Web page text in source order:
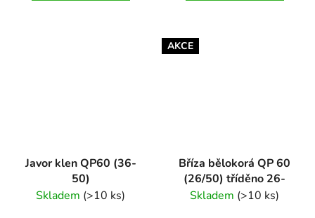
Javor klen QP60 (36-
50)
Acer pseudoplatanus
Skladem (>10 ks)
AKCE
Bříza bělokorá QP 60
(26/50) tříděno 26-
35cm
Skladem (>10 ks)